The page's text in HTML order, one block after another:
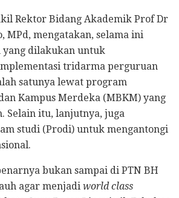
Rektor Bidang Akademik Prof Dr
MPd, mengatakan, selama ini
yang dilakukan untuk
tridarma perguruan
satunya lewat program
Kampus Merdeka (MBKM) yang
Selain itu, lanjutnya, juga
studi (Prodi) untuk mengantongi
bukan sampai di PTN BH
agar menjadi world class